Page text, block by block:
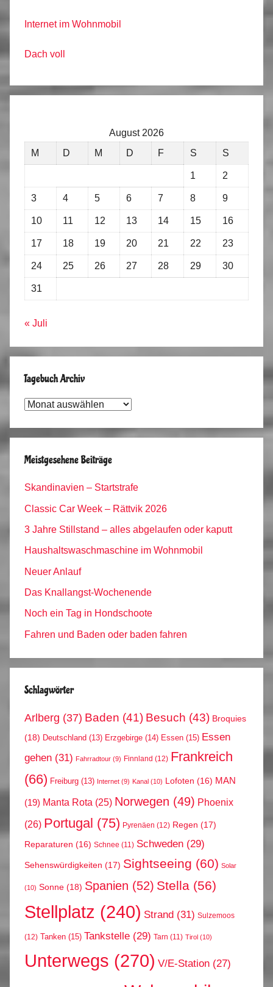
Internet im Wohnmobil
Dach voll
August 2026
M
D M D F S S
1 2
3 4 5 6 7 8 9
10 11 12 13 14 15 16
17 18 19 20 21 22 23
24 25 26 27 28 29 30
31
« Juli
Tagebuch Archiv
Tagebuch
Meistgesehene Beiträge
Skandinavien – Startstrafe
Classic Car Week – Rättvik 2026
3 Jahre Stillstand – alles abgelaufen oder kaputt
Haushaltswaschmaschine im Wohnmobil
Neuer Anlauf
Das Knallangst-Wochenende
Noch ein Tag in Hondschoote
Fahren und Baden oder baden fahren
Schlagwörter
Arlberg (37) Baden (41) Besuch (43) Broquies
(18) Deutschland (13) Erzgebirge (14) Essen (15) Essen
gehen (31) Fahrradtour (9) Finnland (12) Frankreich
(66) Freiburg (13) Internet (9) Kanal (10) Lofoten (16) MAN
(19) Manta Rota (25) Norwegen (49) Phoenix
(26) Portugal (75) Pyrenäen (12) Regen (17)
Reparaturen (16) Schnee (11) Schweden (29)
Sehenswürdigkeiten (17) Sightseeing (60) Solar
(10) Sonne (18) Spanien (52) Stella (56)
Stellplatz (240) Strand (31) Sulzemoos
(12) Tanken (15) Tankstelle (29) Tarn (11) Tirol (10)
Unterwegs (270) V/E-Station (27)